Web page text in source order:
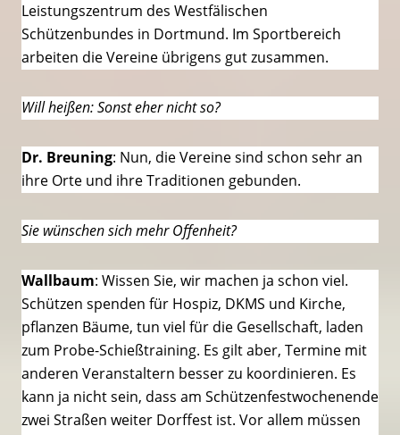
Leistungszentrum des Westfälischen
Schützenbundes in Dortmund. Im Sportbereich
arbeiten die Vereine übrigens gut zusammen.
Will heißen: Sonst eher nicht so?
Dr. Breuning: Nun, die Vereine sind schon sehr an
ihre Orte und ihre Traditionen gebunden.
Sie wünschen sich mehr Offenheit?
Wallbaum: Wissen Sie, wir machen ja schon viel.
Schützen spenden für Hospiz, DKMS und Kirche,
pflanzen Bäume, tun viel für die Gesellschaft, laden
zum Probe-Schießtraining. Es gilt aber, Termine mit
anderen Veranstaltern besser zu koordinieren. Es
kann ja nicht sein, dass am Schützenfestwochenende
zwei Straßen weiter Dorffest ist. Vor allem müssen